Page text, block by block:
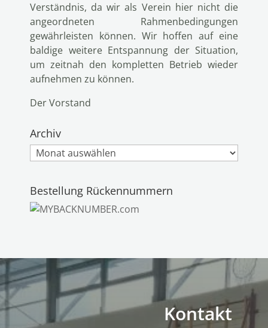
Verständnis, da wir als Verein hier nicht die
angeordneten Rahmenbedingungen
gewährleisten können. Wir hoffen auf eine
baldige weitere Entspannung der Situation,
um zeitnah den kompletten Betrieb wieder
aufnehmen zu können.
Der Vorstand
Archiv
Archiv
Bestellung Rückennummern
Kontakt